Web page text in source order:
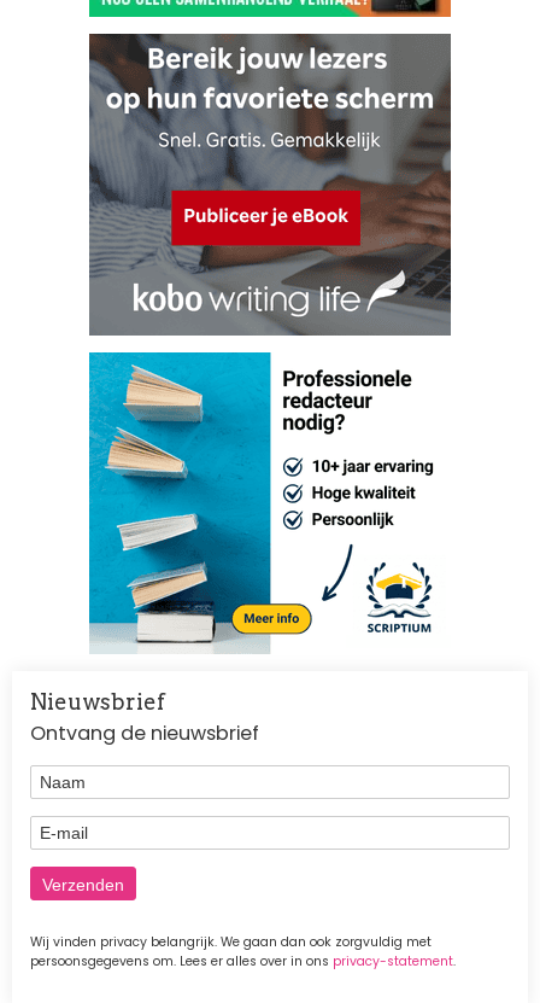
Nieuwsbrief
Ontvang de nieuwsbrief
Naam
E-mail
Wij vinden privacy belangrijk. We gaan dan ook zorgvuldig met
persoonsgegevens om. Lees er alles over in ons privacy-statement.